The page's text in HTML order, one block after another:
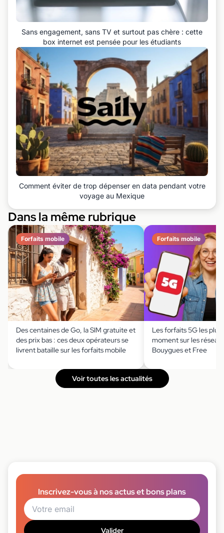
Sans engagement, sans TV et surtout pas chère : cette
box internet est pensée pour les étudiants
Comment éviter de trop dépenser en data pendant votre
voyage au Mexique
Dans la même rubrique
Forfaits mobile
Des centaines de Go, la SIM gratuite et
des prix bas : ces deux opérateurs se
livrent bataille sur les forfaits mobile
Forfaits mobile
Les forfaits 5G les
moment sur les
Bouygues et Free
Voir toutes les actualités
Inscrivez-vous à nos actus et bons plans
Valider